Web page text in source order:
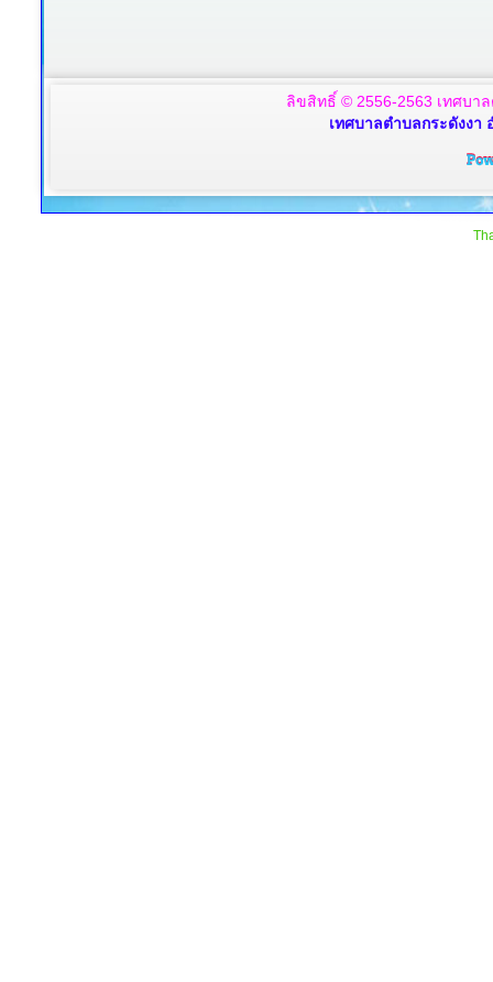
ลิขสิทธิ์ © 2556-2563 เทศบา
เทศบาลตำบลกระดังงา